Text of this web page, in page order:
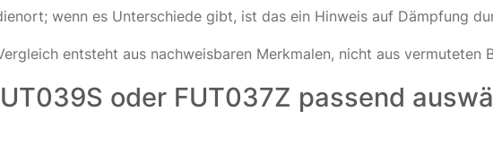
wenn es Unterschiede gibt, ist das ein Hinweis auf Dämpfung
entsteht aus nachweisbaren Merkmalen, nicht aus vermuteten
oder FUT037Z passend